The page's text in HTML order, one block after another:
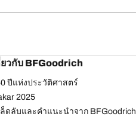
ยวกับ BFGoodrich
ปีแห่งประวัติศาสตร์
2025
ล็ดลับและคำแนะนำจาก BFGoodrich